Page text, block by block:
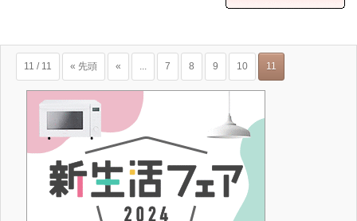
11 / 11 « 先頭 « 7 8 9 10 11